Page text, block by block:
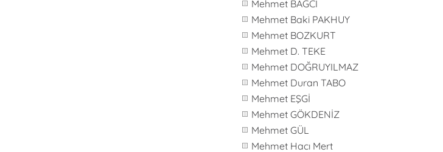
Mehmet BAĞCI
Mehmet Baki PAKHUY
Mehmet BOZKURT
Mehmet D. TEKE
Mehmet DOĞRUYILMAZ
Mehmet Duran TABO
Mehmet EŞGİ
Mehmet GÖKDENİZ
Mehmet GÜL
Mehmet Hacı Mert